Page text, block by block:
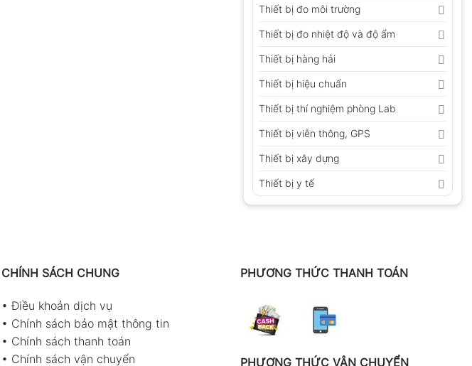
Thiết bị đo môi trường
Thiết bị đo nhiệt độ và độ ẩm
Thiết bị hàng hải
Thiết bị hiệu chuẩn
Thiết bị thí nghiệm phòng Lab
Thiết bị viễn thông, GPS
Thiết bị xây dựng
Thiết bị y tế
CHÍNH SÁCH CHUNG
•Điều khoản dịch vụ
• Chính sách bảo mật thông tin
• Chính sách thanh toán
• Chính sách vận chuyển
PHƯƠNG THỨC THANH TOÁN
PHƯƠNG THỨC VẬN CHUYỂN